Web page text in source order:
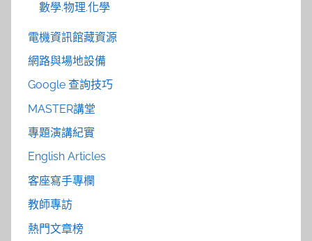
數學.物理.化學
電機資訊館藏資源
網路與場地設備
Google 查詢技巧
MASTER講堂
專題演講紀實
English Articles
客座寫手專欄
教師專訪
熱門文章榜